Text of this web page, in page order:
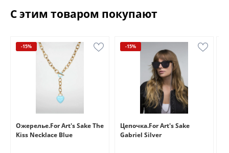
С этим товаром покупают
-15%
Ожерелье.For Art's Sake The
Kiss Necklace Blue
-15%
Цепочка.For Art's Sake
Gabriel Silver